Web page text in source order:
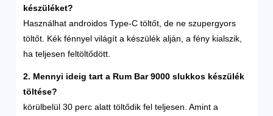
készüléket?
Használhat androidos Type-C töltőt, de ne szupergyors
töltőt. Kék fénnyel világít a készülék alján, a fény kialszik,
ha teljesen feltöltődött.
2. Mennyi ideig tart a Rum Bar 9000 slukkos készülék
töltése?
körülbelül 30 perc alatt töltődik fel teljesen. Amint a